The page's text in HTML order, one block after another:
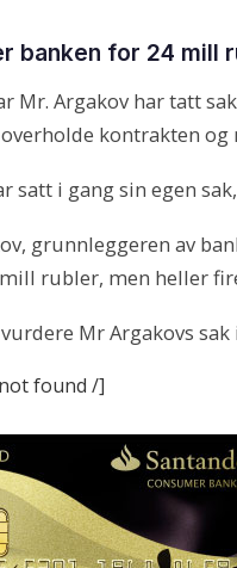
banken for 24 mill
Mr. Argakov har tatt
kontrakten
satt i gang sin egen
grunnleggeren av
rubler, men heller
Mr Argakovs
found /]